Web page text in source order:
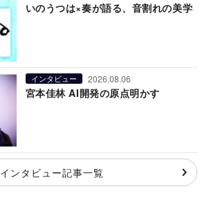
いのうつは×奏が語る、音割れの美学
インタビュー 2026.08.06
宮本佳林 AI開発の原点明かす
インタビュー記事一覧